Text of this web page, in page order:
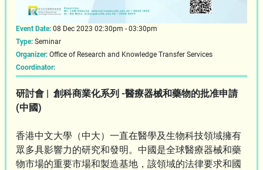
Event Date: 08 Dec 2023 02:30pm - 03:30pm
Type: Seminar
Organizer: Office of Research and Knowledge Transfer Services
Coordinator:
研討會 | 創科商業化系列 -醫療器械和藥物的批准申請
(中國)
香港中文大學（中大）一直在醫學及生物科技領域擁有
眾多具影響力的研究和發明。中國是全球醫療器械和藥
物市場的重要市場和製造基地，該領域的法律要求和國